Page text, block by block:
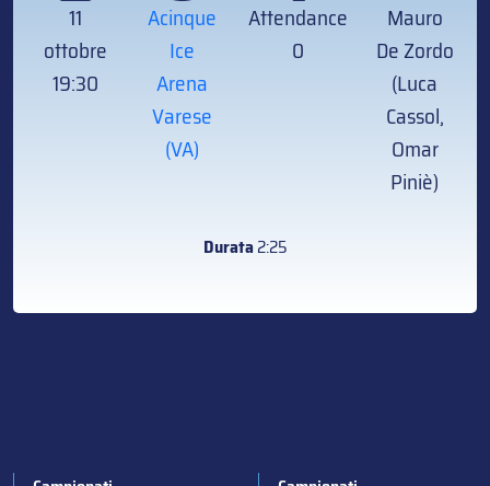
11
ottobre
19:30
Acinque
Ice
Arena
Varese
(VA)
Attendance
0
Mauro
De Zordo
(Luca
Cassol,
Omar
Piniè)
Durata2:25